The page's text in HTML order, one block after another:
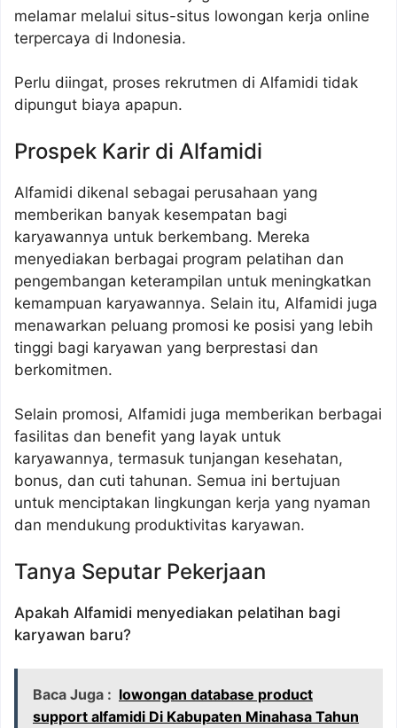
melamar melalui situs-situs lowongan kerja online
terpercaya di Indonesia.
Perlu diingat, proses rekrutmen di Alfamidi tidak
dipungut biaya apapun.
Prospek Karir di Alfamidi
Alfamidi dikenal sebagai perusahaan yang
memberikan banyak kesempatan bagi
karyawannya untuk berkembang. Mereka
menyediakan berbagai program pelatihan dan
pengembangan keterampilan untuk meningkatkan
kemampuan karyawannya. Selain itu, Alfamidi juga
menawarkan peluang promosi ke posisi yang lebih
tinggi bagi karyawan yang berprestasi dan
berkomitmen.
Selain promosi, Alfamidi juga memberikan berbagai
fasilitas dan benefit yang layak untuk
karyawannya, termasuk tunjangan kesehatan,
bonus, dan cuti tahunan. Semua ini bertujuan
untuk menciptakan lingkungan kerja yang nyaman
dan mendukung produktivitas karyawan.
Tanya Seputar Pekerjaan
Apakah Alfamidi menyediakan pelatihan bagi
karyawan baru?
Baca Juga : lowongan database product
support alfamidi Di Kabupaten Minahasa Tahun